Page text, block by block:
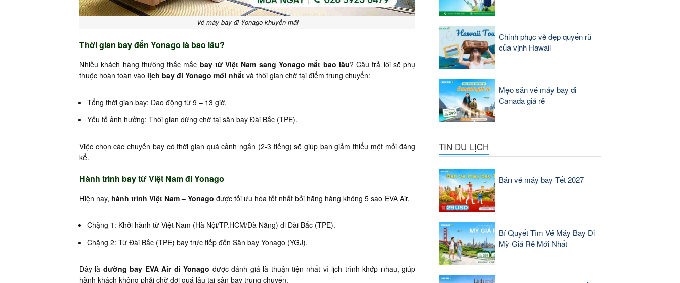
Vé máy bay đi Yonago khuyến mãi
Thời gian bay đến Yonago là bao lâu?
Nhiều khách hàng thường thắc mắc bay từ Việt Nam sang Yonago mất bao lâu? Câu trả lời sẽ phụ
thuộc hoàn toàn vào lịch bay đi Yonago mới nhất và thời gian chờ tại điểm trung chuyển:
Tổng thời gian bay: Dao động từ 9 – 13 giờ.
Yếu tố ảnh hưởng: Thời gian dừng chờ tại sân bay Đài Bắc (TPE).
Việc chọn các chuyến bay có thời gian quá cảnh ngắn (2-3 tiếng) sẽ giúp bạn giảm thiểu mệt mỏi đáng
kể.
Hành trình bay từ Việt Nam đi Yonago
Hiện nay, hành trình Việt Nam – Yonago được tối ưu hóa tốt nhất bởi hãng hàng không 5 sao EVA Air.
Chặng 1: Khởi hành từ Việt Nam (Hà Nội/TP.HCM/Đà Nẵng) đi Đài Bắc (TPE).
Chặng 2: Từ Đài Bắc (TPE) bay trực tiếp đến Sân bay Yonago (YGJ).
Đây là đường bay EVA Air đi Yonago được đánh giá là thuận tiện nhất vì lịch trình khớp nhau, giúp
hành khách không phải chờ đợi quá lâu tại sân bay trung chuyển.
Chinh phục vẻ đẹp quyến rũ
của vịnh Hawaii
Mẹo săn vé máy bay đi
Canada giá rẻ
TIN DU LỊCH
Bán vé máy bay Tết 2027
Bí Quyết Tìm Vé Máy Bay Đi
Mỹ Giá Rẻ Mới Nhất